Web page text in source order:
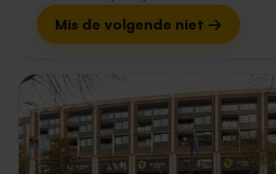
Mis de volgende niet →